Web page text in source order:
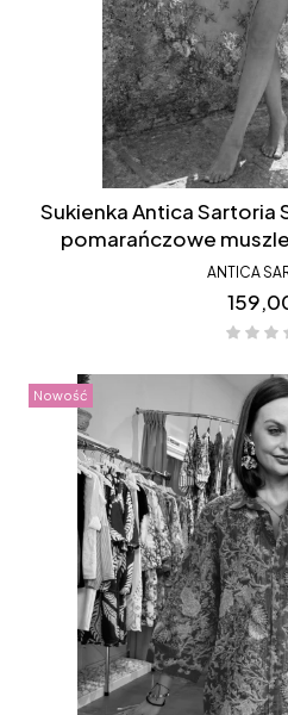
Sukienka Antica Sartoria
pomarańczowe
koszulowa, rozpinana,
ANTICA
Cena
Nowość